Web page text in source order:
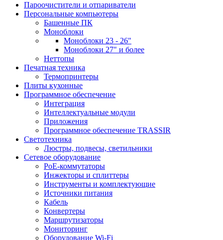
Пароочистители и отпариватели
Персональные компьютеры
Башенные ПК
Моноблоки
Моноблоки 23 - 26"
Моноблоки 27" и более
Неттопы
Печатная техника
Термопринтеры
Плиты кухонные
Программное обеспечение
Интеграция
Интеллектуальные модули
Приложения
Программное обеспечение TRASSIR
Светотехника
Люстры, подвесы, светильники
Сетевое оборудование
PoE-коммутаторы
Инжекторы и сплиттеры
Инструменты и комплектующие
Источники питания
Кабель
Конвертеры
Маршрутизаторы
Мониторинг
Оборудование Wi-Fi